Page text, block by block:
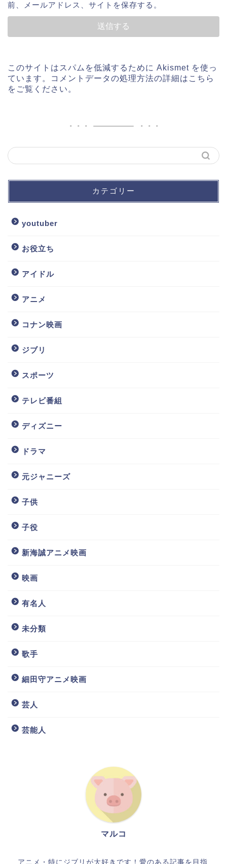
前、メールアドレス、サイトを保存する。
このサイトはスパムを低減するために Akismet を使っ
ています。
コメントデータの処理方法の詳細はこちら
をご覧ください。
カテゴリー
youtuber
お役立ち
アイドル
アニメ
コナン映画
ジブリ
スポーツ
テレビ番組
ディズニー
ドラマ
元ジャニーズ
子供
子役
新海誠アニメ映画
映画
有名人
未分類
歌手
細田守アニメ映画
芸人
芸能人
マルコ
アニメ・特にジブリが大好きです！愛のある記事を目指